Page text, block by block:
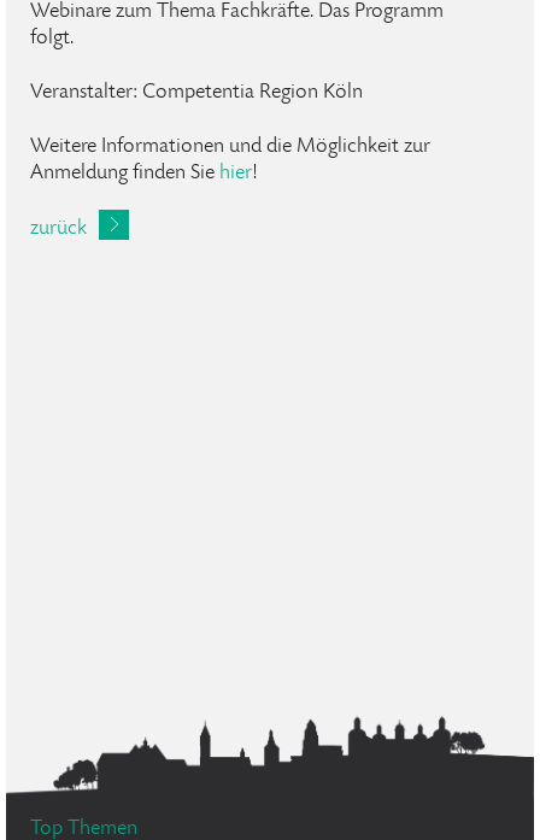
Webinare zum Thema Fachkräfte. Das Programm
folgt.
Veranstalter: Competentia Region Köln
Weitere Informationen und die Möglichkeit zur
Anmeldung finden Sie hier!
zurück
Top Themen